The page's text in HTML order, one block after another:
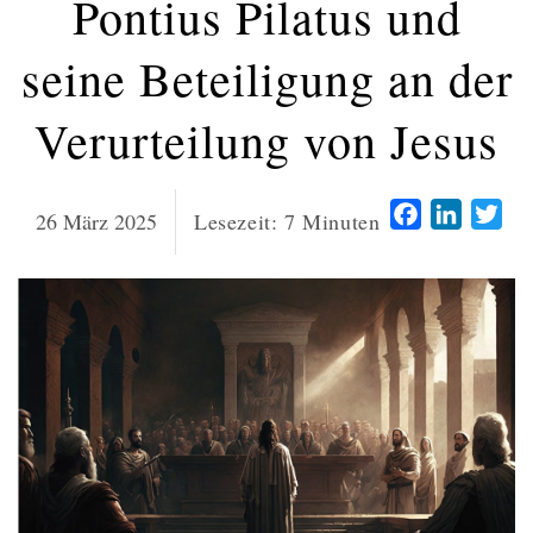
Pontius Pilatus und
seine Beteiligung an der
Verurteilung von Jesus
26 März 2025 Lesezeit: 7 Minuten Facebook